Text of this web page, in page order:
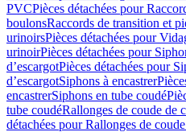
PVCPièces détachées pour
boulonsRaccords de transition et
urinoirsPièces détachées pour
urinoirPièces détachées pour
d’escargotPièces détachées pour
d’escargotSiphons à encastrer
encastrerSiphons en tube coudé
tube coudéRallonges de coude de
détachées pour Rallonges de